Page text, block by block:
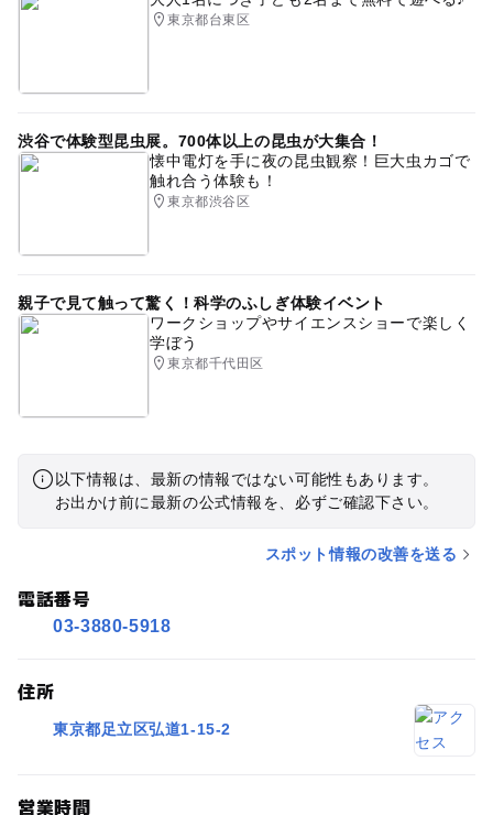
東京都台東区
渋谷で体験型昆虫展。700体以上の昆虫が大集合！
懐中電灯を手に夜の昆虫観察！巨大虫カゴで
触れ合う体験も！
東京都渋谷区
親子で見て触って驚く！科学のふしぎ体験イベント
ワークショップやサイエンスショーで楽しく
学ぼう
東京都千代田区
以下情報は、最新の情報ではない可能性もあります。
お出かけ前に最新の公式情報を、必ずご確認下さい。
スポット情報の改善を送る
電話番号
03-3880-5918
住所
東京都足立区弘道1-15-2
営業時間